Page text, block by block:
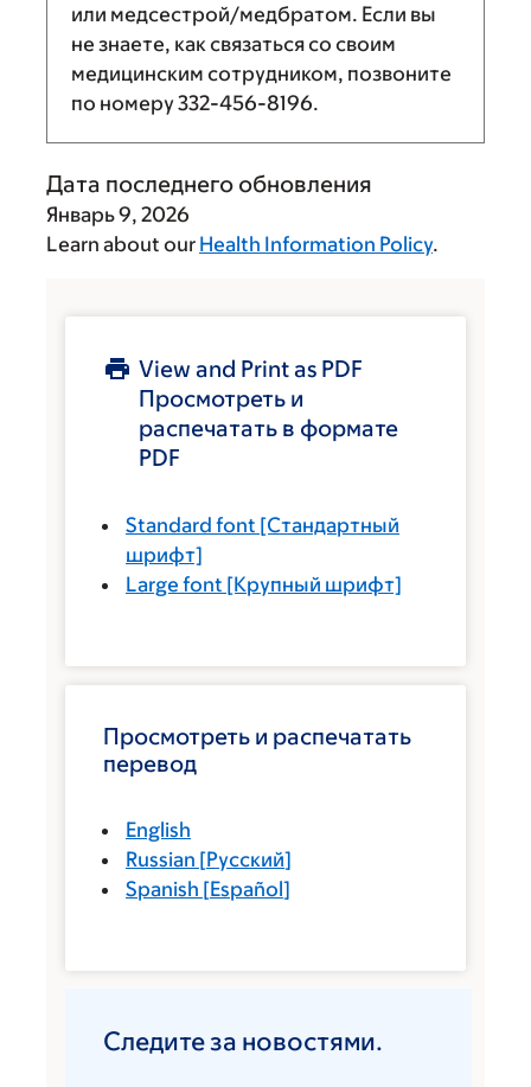
или медсестрой/медбратом. Если вы
не знаете, как связаться со своим
медицинским сотрудником, позвоните
по номеру332-456-8196.
Дата последнего обновления
Январь 9, 2026
Learn about our Health Information Policy.
View and Print as PDF
Просмотреть и
распечатать в формате
PDF
Standard font [Стандартный
шрифт]
Large font [Крупный шрифт]
Просмотреть и распечатать
перевод
English
Russian [Русский]
Spanish [Español]
Следите за новостями.